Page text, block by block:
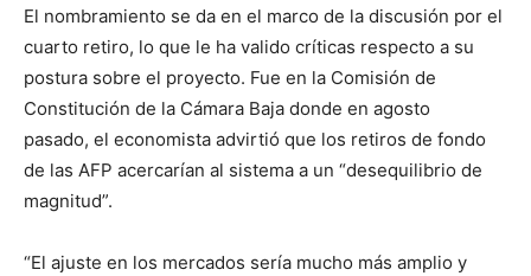
El nombramiento se da en el marco de la discusión por el
cuarto retiro, lo que le ha valido críticas respecto a su
postura sobre el proyecto. Fue en la Comisión de
Constitución de la Cámara Baja donde en agosto
pasado, el economista advirtió que los retiros de fondo
de las AFP acercarían al sistema a un “desequilibrio de
magnitud”.
“El ajuste en los mercados sería mucho más amplio y